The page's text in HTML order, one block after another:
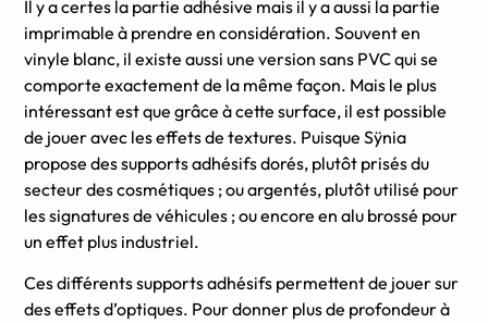
Il y a certes la partie adhésive mais il y a aussi la partie
imprimable à prendre en considération. Souvent en
vinyle blanc, il existe aussi une version sans PVC qui se
comporte exactement de la même façon. Mais le plus
intéressant est que grâce à cette surface, il est possible
de jouer avec les effets de textures. Puisque Sÿnia
propose des supports adhésifs dorés, plutôt prisés du
secteur des cosmétiques ; ou argentés, plutôt utilisé pour
les signatures de véhicules ; ou encore en alu brossé pour
un effet plus industriel.
Ces différents supports adhésifs permettent de jouer sur
des effets d’optiques. Pour donner plus de profondeur à